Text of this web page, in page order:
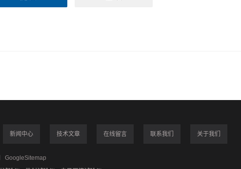
新闻中心 技术文章 在线留言 联系我们 关于我们
GoogleSitemap